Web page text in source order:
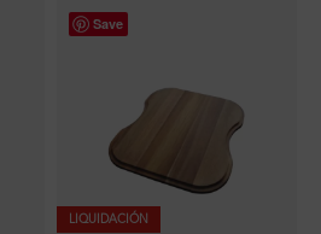
Save
LIQUIDACIÓN